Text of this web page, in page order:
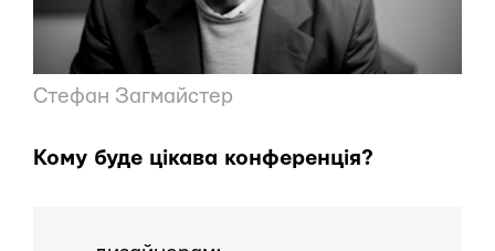
Стефан Загмайстер
Кому буде цікава конференція?